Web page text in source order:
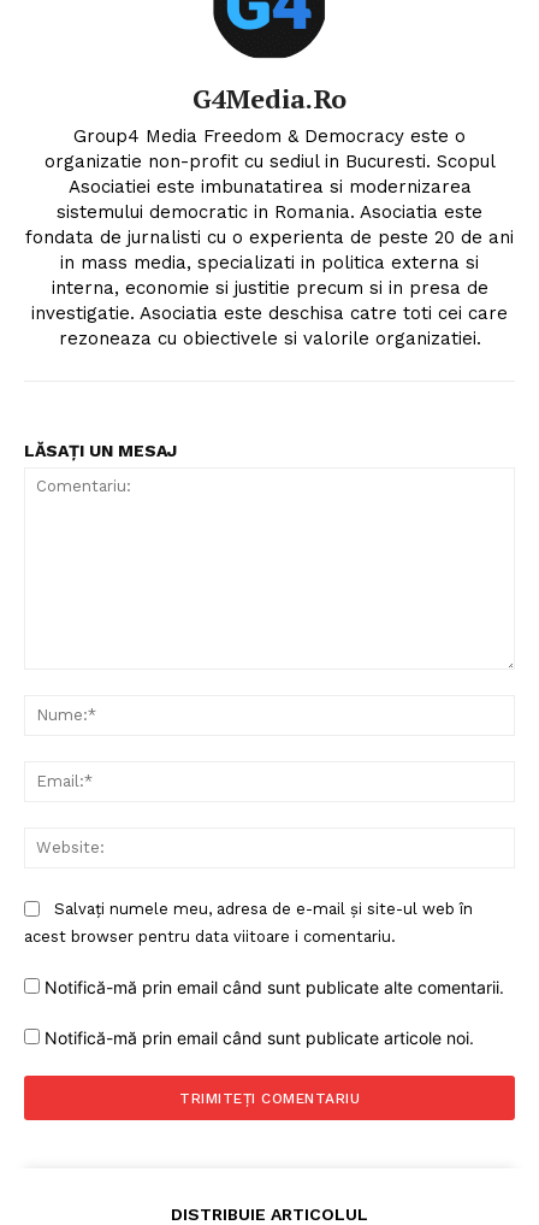
G4Media.ro
Group4 Media Freedom & Democracy este o
organizatie non-profit cu sediul in Bucuresti. Scopul
Asociatiei este imbunatatirea si modernizarea
sistemului democratic in Romania. Asociatia este
fondata de jurnalisti cu o experienta de peste 20 de ani
in mass media, specializati in politica externa si
interna, economie si justitie precum si in presa de
investigatie. Asociatia este deschisa catre toti cei care
rezoneaza cu obiectivele si valorile organizatiei.
LĂSAȚI UN MESAJ
Salvați numele meu, adresa de e-mail și site-ul web în
acest browser pentru data viitoare i comentariu.
Notifică-mă prin email când sunt publicate alte comentarii.
Notifică-mă prin email când sunt publicate articole noi.
DISTRIBUIE ARTICOLUL